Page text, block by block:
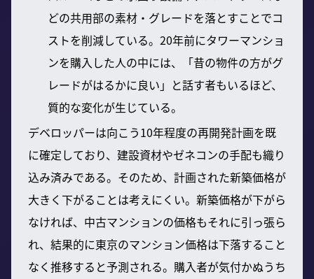
どの共用部の素材・グレードを落とすことでコ
ストを削減している。20年前にタワーマンショ
ンを購入した人の中には、「昔の物件の方がグ
レードがはるかに良い」と話す者もいるほど、
質的な変化が生じている。
デベロッパーは向こう10年程度の再開発計画を既
に確定しており、建設資材やゼネコンの手配も織り
込み済みである。そのため、計画された新築価格が
大きく下がることは考えにくい。新築価格が下がら
なければ、中古マンションの価格もそれに引っ張ら
れ、結果的に東京のマンション価格は下落すること
なく推移すると予測される。購入者が気付かぬうち